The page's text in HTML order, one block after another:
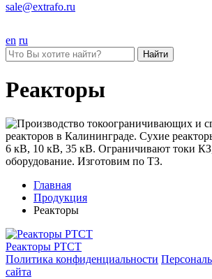
sale@extrafo.ru
en ru
Найти
Реакторы
Главная
Продукция
Реакторы
Реакторы РТСТ
Политика конфиденциальности
сайта